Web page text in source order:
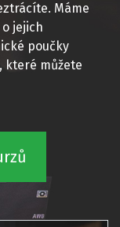
Máme
jejich
poučky
které můžete